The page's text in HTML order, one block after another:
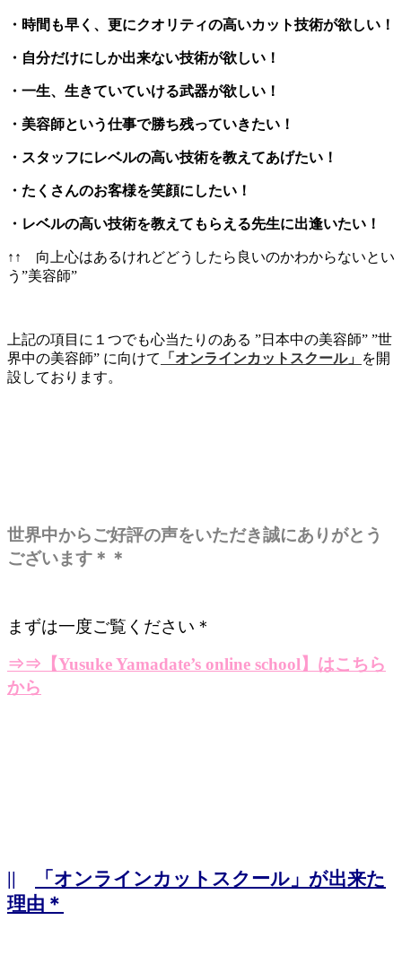
・時間も早く、更にクオリティの高いカット技術が欲しい！
・自分だけにしか出来ない技術が欲しい！
・一生、生きていていける武器が欲しい！
・美容師という仕事で勝ち残っていきたい！
・スタッフにレベルの高い技術を教えてあげたい！
・たくさんのお客様を笑顔にしたい！
・レベルの高い技術を教えてもらえる先生に出逢いたい！
↑↑ 向上心はあるけれどどうしたら良いのかわからないとい
う”美容師”
上記の項目に１つでも心当たりのある ”日本中の美容師” ”世
界中の美容師” に向けて
「オンラインカットスクール」
を開
設しております。
世界中からご好評の声をいただき誠にありがとう
ございます＊＊
まずは一度ご覧ください＊
⇒⇒ 【Yusuke Yamadate’s online school】はこちら
から
||
「オンラインカットスクール」が出来た
理由＊